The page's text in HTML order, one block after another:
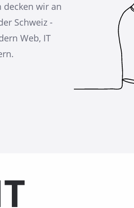
decken wir an
Schweiz -
Web, IT